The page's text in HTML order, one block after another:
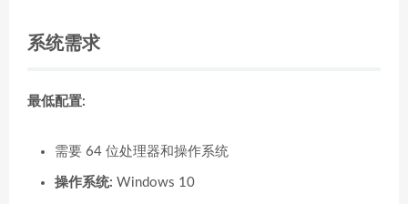
系统需求
最低配置:
需要 64 位处理器和操作系统
操作系统: Windows 10